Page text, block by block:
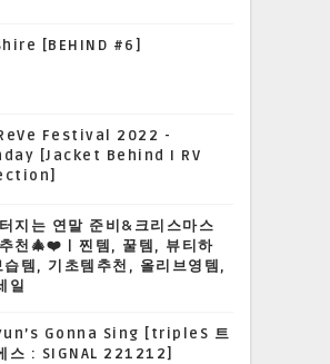
[BEHIND #6]
Festival 2022 -
[Jacket Behind I RV
지는 연말 준비&크리스마스
천🎄❤️ | 찐템, 꿀템, 뷰티하
습템, 기초템추천, 올리브영템,
일
Gonna Sing [tripleS 트
스 : SIGNAL 221212]